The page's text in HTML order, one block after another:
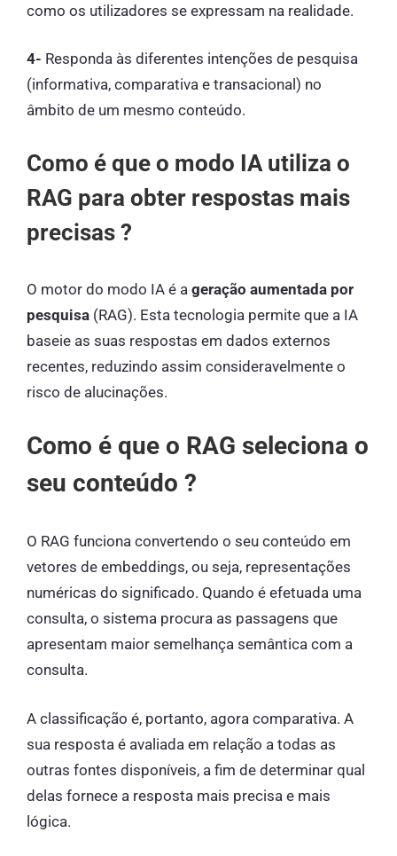
como os utilizadores se expressam na realidade.
4- Responda às diferentes intenções de pesquisa
(informativa, comparativa e transacional) no
âmbito de um mesmo conteúdo.
Como é que o modo IA utiliza o
RAG para obter respostas mais
precisas ?
O motor do modo IA é a geração aumentada por
pesquisa (RAG). Esta tecnologia permite que a IA
baseie as suas respostas em dados externos
recentes, reduzindo assim consideravelmente o
risco de alucinações.
Como é que o RAG seleciona o
seu conteúdo ?
O RAG funciona convertendo o seu conteúdo em
vetores de embeddings, ou seja, representações
numéricas do significado. Quando é efetuada uma
consulta, o sistema procura as passagens que
apresentam maior semelhança semântica com a
consulta.
A classificação é, portanto, agora comparativa. A
sua resposta é avaliada em relação a todas as
outras fontes disponíveis, a fim de determinar qual
delas fornece a resposta mais precisa e mais
lógica.